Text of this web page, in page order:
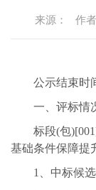
来源： 作
公示结束时
一、评标情
标段(包
基础条件保障提
1、中标候